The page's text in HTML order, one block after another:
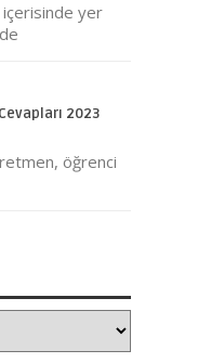
içerisinde yer
2023
öğrenci